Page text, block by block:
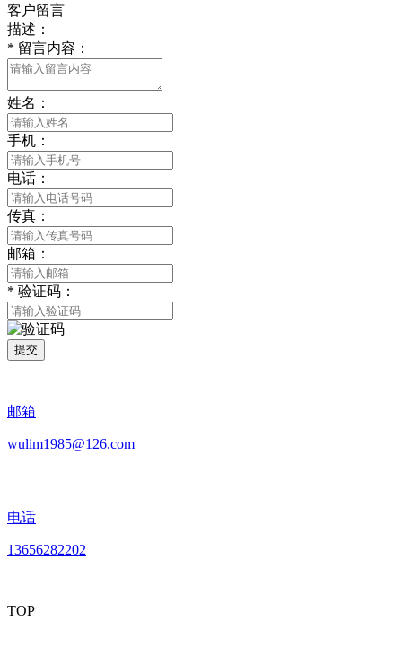
客户留言
描述：
* 留言内容：
姓名：
手机：
电话：
传真：
邮箱：
* 验证码：
提交
邮箱
wulim1985@126.com
电话
13656282202
TOP